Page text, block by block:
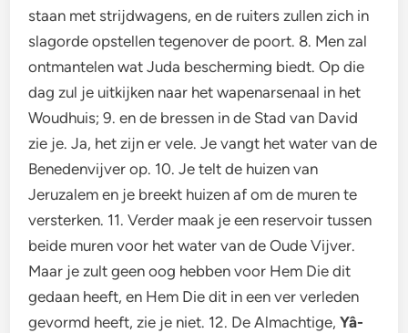
staan met strijdwagens, en de ruiters zullen zich in
slagorde opstellen tegenover de poort. 8. Men zal
ontmantelen wat Juda bescherming biedt. Op die
dag zul je uitkijken naar het wapenarsenaal in het
Woudhuis; 9. en de bressen in de Stad van David
zie je. Ja, het zijn er vele. Je vangt het water van de
Benedenvijver op. 10. Je telt de huizen van
Jeruzalem en je breekt huizen af om de muren te
versterken. 11. Verder maak je een reservoir tussen
beide muren voor het water van de Oude Vijver.
Maar je zult geen oog hebben voor Hem Die dit
gedaan heeft, en Hem Die dit in een ver verleden
gevormd heeft, zie je niet. 12. De Almachtige,Yâ-